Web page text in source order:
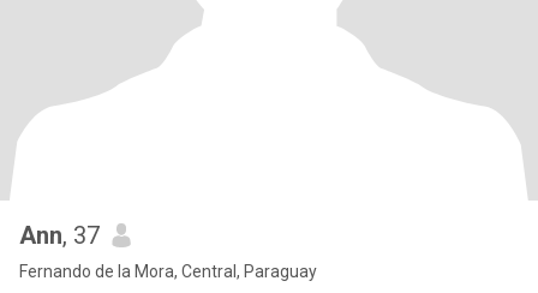
Ann, 37
Fernando de la Mora, Central, Paraguay